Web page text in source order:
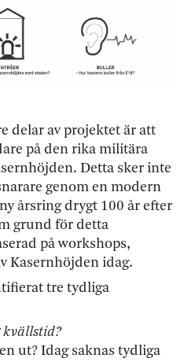
delar av projektet är att
på den rika militära
Detta sker inte
genom en modern
årsring drygt 100 år efter
grund för detta
på workshops,
Kasernhöjden idag.
tre tydliga
kvällstid?
ut? Idag saknas tydliga